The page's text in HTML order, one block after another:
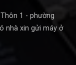
1 - phường
nhà xin gửi máy ở